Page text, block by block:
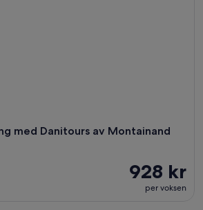
med Danitours av Montainand
928 kr
per voksen